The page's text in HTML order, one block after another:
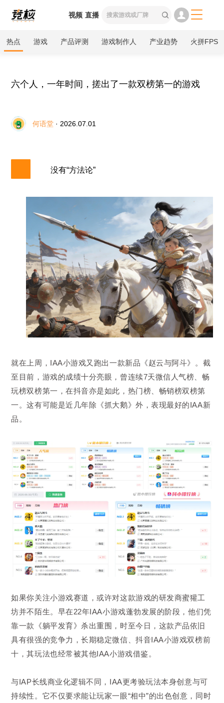
视频 直播  
热点 游戏 产品评测 游戏制作人 产业趋势 火拼FPS
六个人，一年时间，搓出了一款双榜第一的游戏
何语堂 · 2026.07.01
没有“方法论”
就在上周，IAA小游戏又跑出一款新品《赵云与阿斗》。截
至目前，游戏的成绩十分亮眼，曾连续7天微信人气榜、畅
玩榜双榜第一，在抖音亦是如此，热门榜、畅销榜双榜第
一。这有可能是近几年除《抓大鹅》外，表现最好的IAA新
品。
如果你关注小游戏赛道，或许对这款游戏的研发商蜜獾工
坊并不陌生。早在22年IAA小游戏蓬勃发展的阶段，他们凭
靠一款《躺平发育》杀出重围，时至今日，这款产品依旧
具有很强的竞争力，长期稳定微信、抖音IAA小游戏双榜前
十，其玩法也经常被其他IAA小游戏借鉴。
与IAP长线商业化逻辑不同，IAA更考验玩法本身创意与可
持续性。它不仅要求能让玩家一眼“相中”的出色创意，同时